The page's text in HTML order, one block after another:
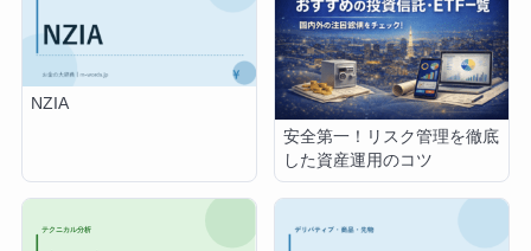
NZIA
安全第一！リスク管理を徹底
した資産運用のコツ